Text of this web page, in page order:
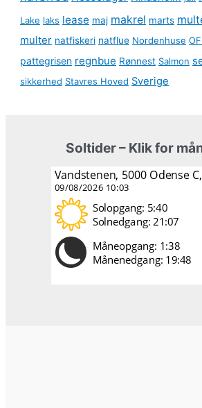
Lake laks lease maj makrel marts
multer natfiskeri natflue Nordenhuse
pattegrisen regnbue Rønnest Salmon
sikkerhed Stavres Hoved Sverige
Soltider – Klik for